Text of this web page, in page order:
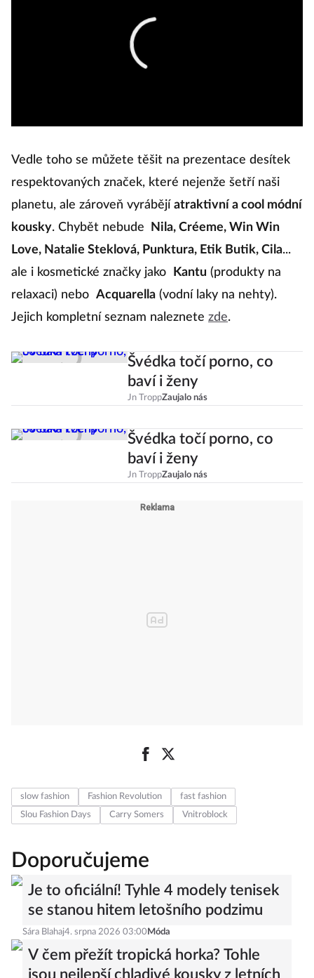
Vedle toho se můžete těšit na prezentace desítek
respektovaných značek, které nejenže šetří naši
planetu, ale zároveň vyrábějí atraktivní a cool módní
kousky. Chybět nebude
Nila, Créeme, Win Win
Love, Natalie Steklová, Punktura, Etik Butik, Cila...
ale i kosmetické značky jako
Kantu (produkty na
relaxaci) nebo Acquarella(vodní laky na nehty).
Jejich kompletní seznam naleznete zde.
Švédka točí porno, co
baví i ženy
Jn TroppZaujalo nás
Švédka točí porno, co
baví i ženy
Jn TroppZaujalo nás
slow fashion Fashion Revolution
fast fashion
Slou Fashion Days
Carry Somers Vnitroblock
Doporučujeme
Je to oficiální! Tyhle 4 modely tenisek
se stanou hitem letošního podzimu
Sára Blahaj4. srpna 2026 03:00 Móda
V čem přežít tropická horka? Tohle
jsou nejlepší chladivé kousky z letních